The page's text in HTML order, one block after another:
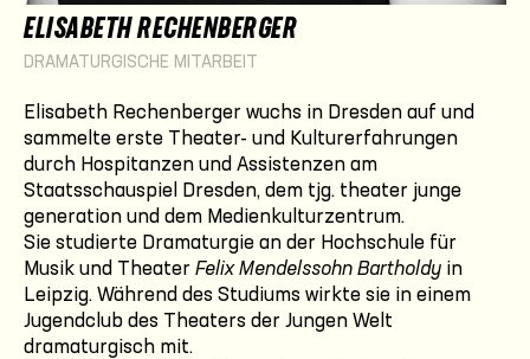
ELISABETH RECHENBERGER
DRAMATURGISCHE MITARBEIT
Elisabeth Rechenberger wuchs in Dresden auf und
sammelte erste Theater- und Kulturerfahrungen
durch Hospitanzen und Assistenzen am
Staatsschauspiel Dresden, dem tjg. theater junge
generation und dem Medienkulturzentrum.
Sie studierte Dramaturgie an der Hochschule für
Musik und Theater Felix Mendelssohn Bartholdy in
Leipzig. Während des Studiums wirkte sie in einem
Jugendclub des Theaters der Jungen Welt
dramaturgisch mit.